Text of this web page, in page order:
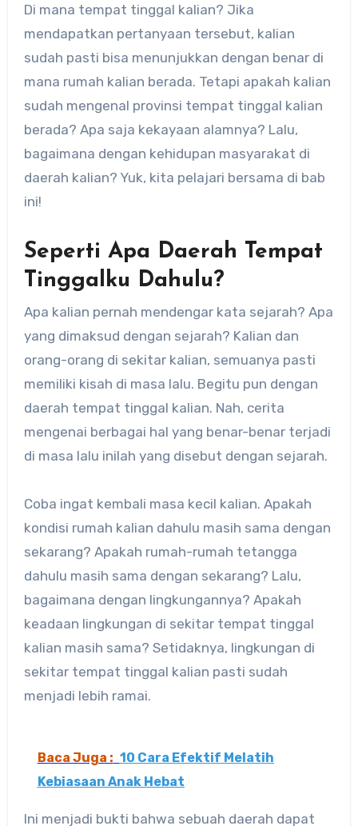
Di mana tempat tinggal kalian? Jika
mendapatkan pertanyaan tersebut, kalian
sudah pasti bisa menunjukkan dengan benar di
mana rumah kalian berada. Tetapi apakah kalian
sudah mengenal provinsi tempat tinggal kalian
berada? Apa saja kekayaan alamnya? Lalu,
bagaimana dengan kehidupan masyarakat di
daerah kalian? Yuk, kita pelajari bersama di bab
ini!
Seperti Apa Daerah Tempat
Tinggalku Dahulu?
Apa kalian pernah mendengar kata sejarah? Apa
yang dimaksud dengan sejarah? Kalian dan
orang-orang di sekitar kalian, semuanya pasti
memiliki kisah di masa lalu. Begitu pun dengan
daerah tempat tinggal kalian. Nah, cerita
mengenai berbagai hal yang benar-benar terjadi
di masa lalu inilah yang disebut dengan sejarah.
Coba ingat kembali masa kecil kalian. Apakah
kondisi rumah kalian dahulu masih sama dengan
sekarang? Apakah rumah-rumah tetangga
dahulu masih sama dengan sekarang? Lalu,
bagaimana dengan lingkungannya? Apakah
keadaan lingkungan di sekitar tempat tinggal
kalian masih sama? Setidaknya, lingkungan di
sekitar tempat tinggal kalian pasti sudah
menjadi lebih ramai.
Baca Juga : 10 Cara Efektif Melatih
Kebiasaan Anak Hebat
Ini menjadi bukti bahwa sebuah daerah dapat